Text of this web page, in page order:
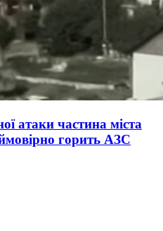
атаки частина міста
горить АЗС